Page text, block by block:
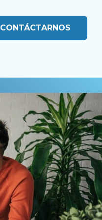
CONTÁCTARNOS